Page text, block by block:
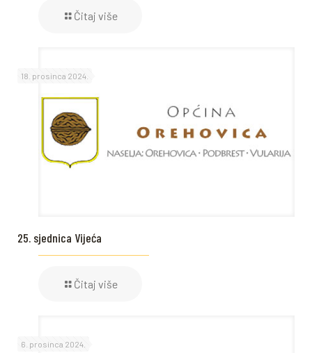
Čitaj više
18. prosinca 2024.
25. sjednica Vijeća
Čitaj više
6. prosinca 2024.